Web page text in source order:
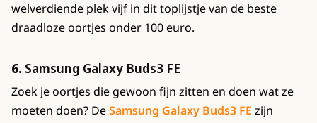
welverdiende plek vijf in dit toplijstje van de beste
draadloze oortjes onder 100 euro.
6. Samsung Galaxy Buds3 FE
Zoek je oortjes die gewoon fijn zitten en doen wat ze
moeten doen? DeSamsung Galaxy Buds3 FE zijn